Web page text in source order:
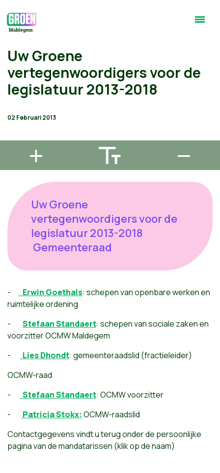
Uw Groene
vertegenwoordigers voor de
legislatuur 2013-2018
02 Februari 2013
Uw Groene
vertegenwoordigers voor de
legislatuur 2013-2018
Gemeenteraad
- Erwin Goethals: schepen van openbare werken en
ruimtelijke ordening
- Stefaan Standaert: schepen van sociale zaken en
voorzitter OCMW Maldegem
-
Lies Dhondt: gemeenteraadslid (fractieleider)
OCMW-raad
-
Stefaan Standaert: OCMW voorzitter
-
Patricia Stokx:OCMW-raadslid
Contactgegevens vindt u terug onder de persoonlijke
pagina van de mandatarissen (klik op de naam)